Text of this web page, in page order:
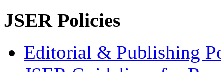
JSER Policies
Editorial & Publishing